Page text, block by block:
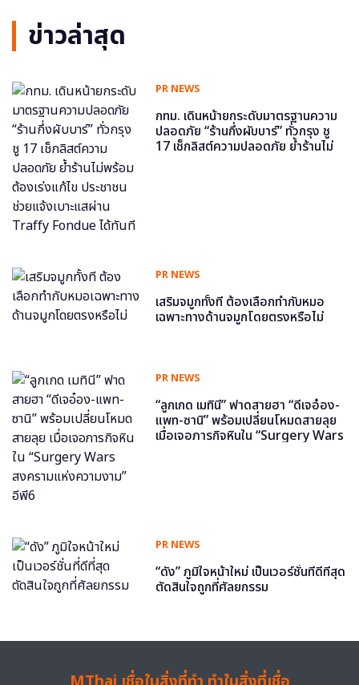
ข่าวล่าสุด
PR NEWS
กทม. เดินหน้ายกระดับมาตรฐานความ
ปลอดภัย “ร้านกึ่งผับบาร์” ทั่วกรุง ชู
17 เช็กลิสต์ความปลอดภัย ย้ำร้านไม่
PR NEWS
เสริมจมูกทั้งที ต้องเลือกทำกับหมอ
เฉพาะทางด้านจมูกโดยตรงหรือไม่
PR NEWS
“ลูกเกด เมทินี” ฟาดสายฮา “ดีเจอ๋อง-
แพท-ซานิ” พร้อมเปลี่ยนโหมดสายลุย
เมื่อเจอภารกิจหินใน “Surgery Wars
PR NEWS
“ดัง” ภูมิใจหน้าใหม่ เป็นเวอร์ชั่นที่ดีที่สุด
ตัดสินใจถูกที่ศัลยกรรม